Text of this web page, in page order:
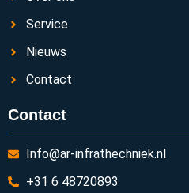
Service
Nieuws
Contact
Contact
Info@ar-infrathechniek.nl
+31 6 48720893